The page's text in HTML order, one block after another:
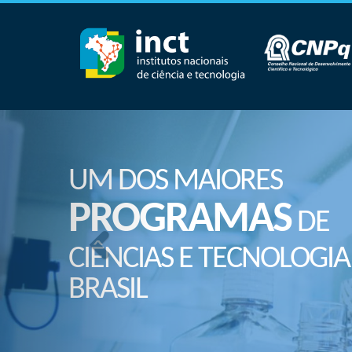
UM DOS MAIORES
PROGRAMASDE
CIÊNCIAS E
BRASIL